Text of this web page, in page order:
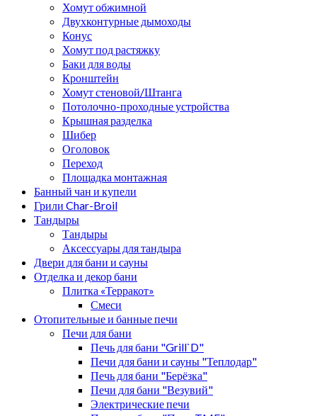
Хомут обжимной
Двухконтурные дымоходы
Конус
Хомут под растяжку
Баки для воды
Кронштейн
Хомут стеновой/Штанга
Потолочно-проходные устройства
Крышная разделка
Шибер
Оголовок
Переход
Площадка монтажная
Банный чан и купели
Грили Char-Broil
Тандыры
Тандыры
Аксессуары для тандыра
Двери для бани и сауны
Отделка и декор бани
Плитка «Терракот»
Смеси
Отопительные и банные печи
Печи для бани
Печь для бани "Grill`D"
Печи для бани и сауны "Теплодар"
Печь для бани "Берёзка"
Печи для бани "Везувий"
Электрические печи